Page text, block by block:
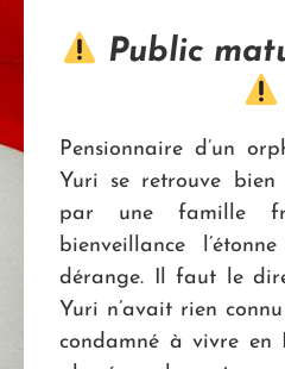
Public
Pensionnaire d’un
Yuri se retrouve
par une famille
bienveillance
dérange. Il faut le
Yuri n’avait rien
condamné à vivre en